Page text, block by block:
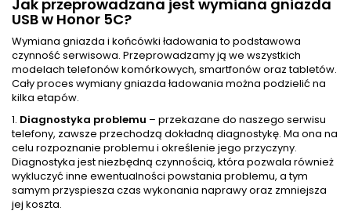
Jak przeprowadzana jest wymiana gniazda
USB w Honor 5C?
Wymiana gniazda i końcówki ładowania to podstawowa
czynność serwisowa. Przeprowadzamy ją we wszystkich
modelach telefonów komórkowych, smartfonów oraz tabletów.
Cały proces wymiany gniazda ładowania można podzielić na
kilka etapów.
1. Diagnostyka problemu – przekazane do naszego serwisu
telefony, zawsze przechodzą dokładną diagnostykę. Ma ona na
celu rozpoznanie problemu i określenie jego przyczyny.
Diagnostyka jest niezbędną czynnością, która pozwala również
wykluczyć inne ewentualności powstania problemu, a tym
samym przyspiesza czas wykonania naprawy oraz zmniejsza
jej koszta.